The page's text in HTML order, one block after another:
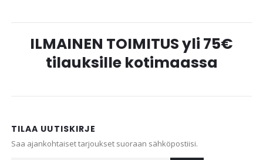
ILMAINEN TOIMITUS yli 75€
tilauksille kotimaassa
TILAA UUTISKIRJE
Saa ajankohtaiset tarjoukset suoraan sähköpostiisi.